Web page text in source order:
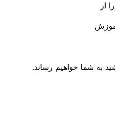
از
به شما خواهیم رساند.